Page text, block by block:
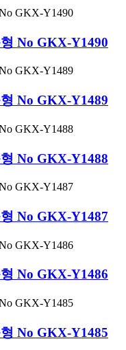
No GKX-Y1490
No GKX-Y1489
No GKX-Y1488
No GKX-Y1487
No GKX-Y1486
No GKX-Y1485